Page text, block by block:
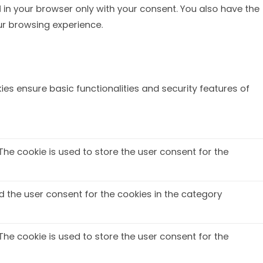
your browser only with your consent. You also have the
browsing experience.
ensure basic functionalities and security features of
cookie is used to store the user consent for the
the user consent for the cookies in the category
cookie is used to store the user consent for the